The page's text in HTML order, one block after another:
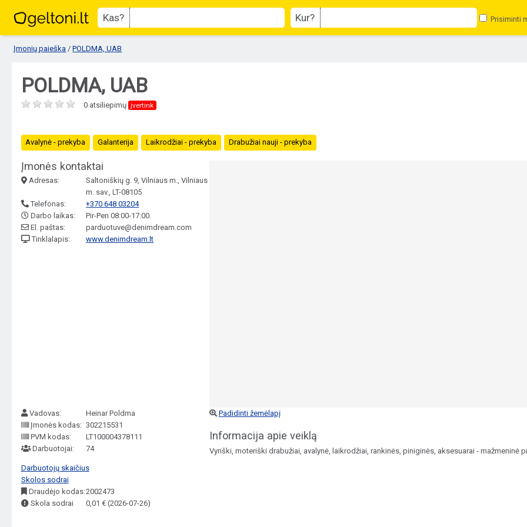
Kas? Kur? Prisiminti
Įmonių paieška /POLDMA, UAB
POLDMA, UAB
0 atsiliepimų įvertink
Avalynė - prekyba Galanterija Laikrodžiai - prekyba Drabužiai nauji - prekyba
Įmonės kontaktai
Adresas:
Saltoniškių g. 9, Vilniaus m., Vilniaus
m. sav., LT-08105
Telefonas:
+370 648 03204
Darbo laikas:
Pir-Pen 08:00-17:00.
El. paštas:
parduotuve@denimdream.com
Tinklalapis:
www.denimdream.lt
Vadovas:
Heinar Poldma
Įmonės kodas: 302215531
PVM kodas:
LT100004378111
Darbuotojai:
74
Darbuotojų skaičius
Skolos sodrai
Draudėjo kodas:2002473
Skola sodrai
0,01 € (2026-07-26)
Padidinti žemėlapį
Informacija apie veiklą
Vyriški, moteriški drabužiai, avalynė, laikrodžiai, rankinės, piniginės, aksesuarai - mažmeninė